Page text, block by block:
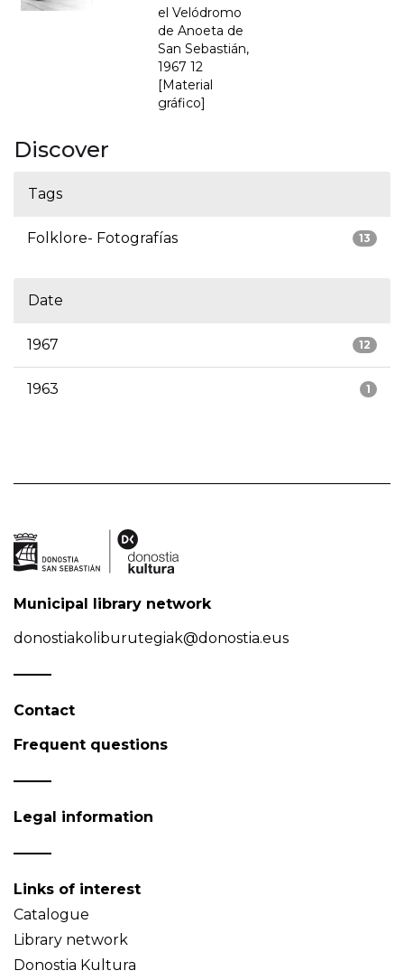
el Velódromo
de Anoeta de
San Sebastián,
1967 12
[Material
gráfico]
Discover
Tags
13
Folklore- Fotografías
Date
12
1967
1
1963
Municipal library network
donostiakoliburutegiak@donostia.eus
Contact
Frequent questions
Legal information
Links of interest
Catalogue
Library network
Donostia Kultura